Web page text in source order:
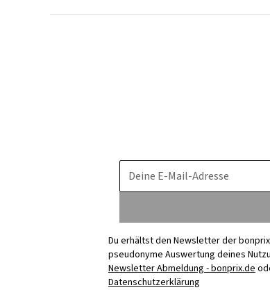
Deine E-Mail-Adresse
Du erhältst den Newsletter der
pseudonyme Auswertung deines
Newsletter Abmeldung - bonprix.de
Datenschutzerklärung